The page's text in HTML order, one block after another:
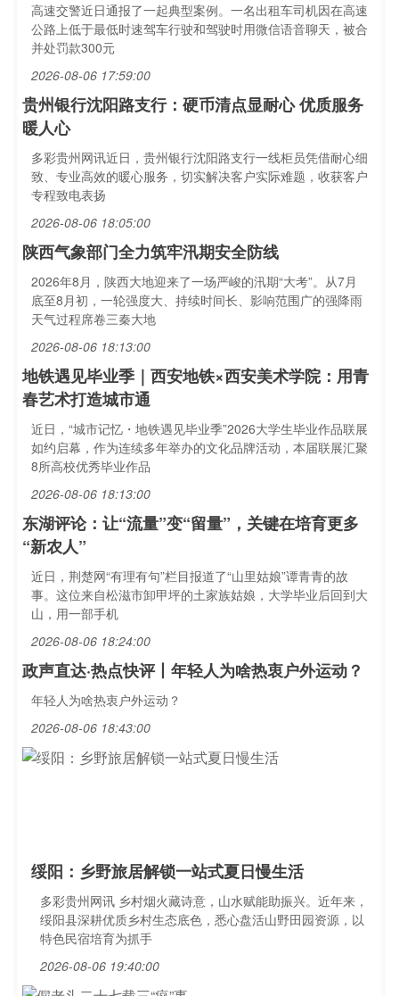
高速交警近日通报了一起典型案例。一名出租车司机因在高速
公路上低于最低时速驾车行驶和驾驶时用微信语音聊天，被合
并处罚款300元
2026-08-06 17:59:00
贵州银行沈阳路支行：硬币清点显耐心 优质服务
暖人心
多彩贵州网讯近日，贵州银行沈阳路支行一线柜员凭借耐心细
致、专业高效的暖心服务，切实解决客户实际难题，收获客户
专程致电表扬
2026-08-06 18:05:00
陕西气象部门全力筑牢汛期安全防线
2026年8月，陕西大地迎来了一场严峻的汛期“大考”。从7月
底至8月初，一轮强度大、持续时间长、影响范围广的强降雨
天气过程席卷三秦大地
2026-08-06 18:13:00
地铁遇见毕业季｜西安地铁×西安美术学院：用青
春艺术打造城市通
近日，“城市记忆・地铁遇见毕业季”2026大学生毕业作品联展
如约启幕，作为连续多年举办的文化品牌活动，本届联展汇聚
8所高校优秀毕业作品
2026-08-06 18:13:00
东湖评论：让“流量”变“留量”，关键在培育更多
“新农人”
近日，荆楚网“有理有句”栏目报道了“山里姑娘”谭青青的故
事。这位来自松滋市卸甲坪的土家族姑娘，大学毕业后回到大
山，用一部手机
2026-08-06 18:24:00
政声直达·热点快评丨年轻人为啥热衷户外运动？
年轻人为啥热衷户外运动？
2026-08-06 18:43:00
绥阳：乡野旅居解锁一站式夏日慢生活
多彩贵州网讯 乡村烟火藏诗意，山水赋能助振兴。近年来，
绥阳县深耕优质乡村生态底色，悉心盘活山野田园资源，以
特色民宿培育为抓手
2026-08-06 19:40:00